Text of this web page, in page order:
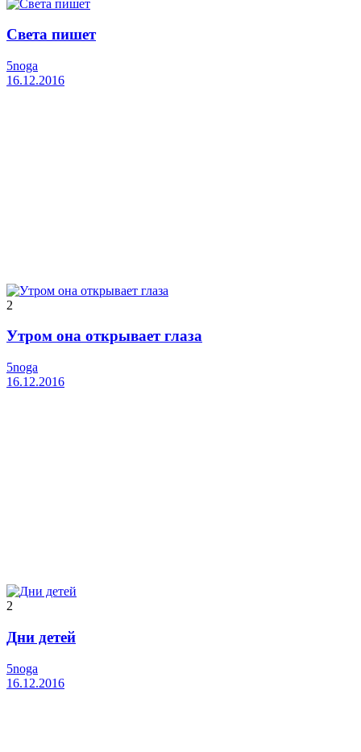
Света пишет
5noga
16.12.2016
2
Утром она открывает глаза
5noga
16.12.2016
2
Дни детей
5noga
16.12.2016